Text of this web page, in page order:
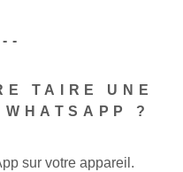
TAIRE UNE
?
sur⁢ votre appareil.